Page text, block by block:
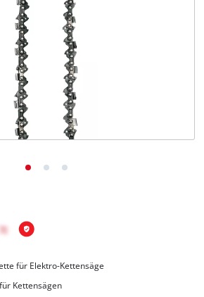
für Elektro-Kettensäge
Kettensägen